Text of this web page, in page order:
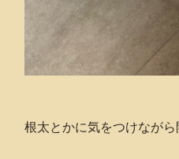
根太とかに気をつけなが